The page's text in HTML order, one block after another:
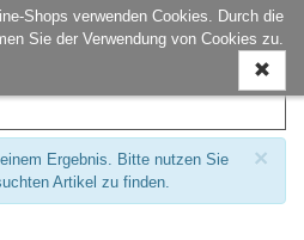
Shops verwenden Cookies. Durch die
Sie der Verwendung von Cookies zu.
ein-/
×
Ergebnis. Bitte nutzen Sie
Artikel zu finden.